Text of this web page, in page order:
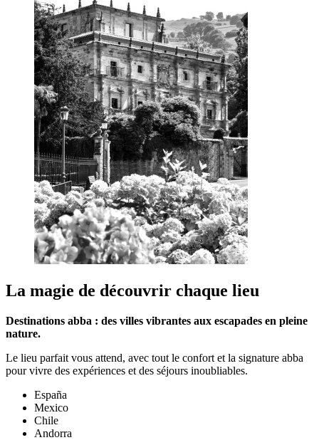
La magie de découvrir chaque lieu
Destinations abba : des villes vibrantes aux escapades en pleine
nature.
Le lieu parfait vous attend, avec tout le confort et la signature abba
pour vivre des expériences et des séjours inoubliables.
España
Mexico
Chile
Andorra